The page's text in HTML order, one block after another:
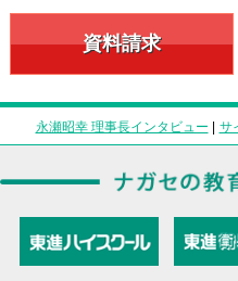
資料請求
永瀬昭幸 理事長インタビュー | サ